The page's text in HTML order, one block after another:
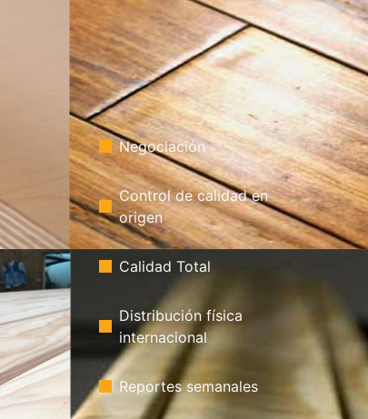
Negociación
Control de calidad en
origen
Calidad Total
Distribución física
internacional
Reportes semanales